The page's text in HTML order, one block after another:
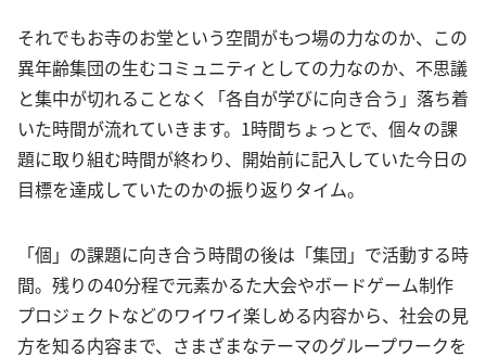
それでもお寺のお堂という空間がもつ場の力なのか、この
異年齢集団の生むコミュニティとしての力なのか、不思議
と集中が切れることなく「各自が学びに向き合う」落ち着
いた時間が流れていきます。1時間ちょっとで、個々の課
題に取り組む時間が終わり、開始前に記入していた今日の
目標を達成していたのかの振り返りタイム。
「個」の課題に向き合う時間の後は「集団」で活動する時
間。残りの40分程で元素かるた大会やボードゲーム制作
プロジェクトなどのワイワイ楽しめる内容から、社会の見
方を知る内容まで、さまざまなテーマのグループワークを